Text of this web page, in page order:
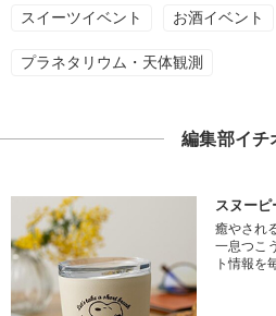
スイーツイベント お酒イベント
プラネタリウム・天体観測
編集部イチ
スヌーピ
癒やされ
一息つこ
ト情報を